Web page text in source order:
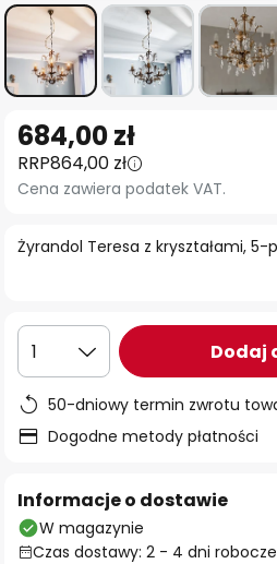
na
początek
galerii
Żyrandol Teresa z kryształami, 5-
684,00 zł
RRP864,00 zł
Cena zawiera podatek VAT.
1 Dodaj
50-dniowy termin zwrotu
Dogodne metody płatności
Informacje o dostawie
W magazynie
Czas dostawy: 2 - 4 dni robocze